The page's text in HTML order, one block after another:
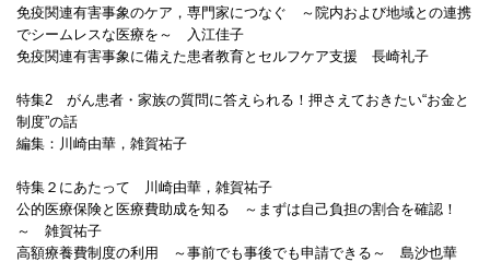
免疫関連有害事象のケア，専門家につなぐ ～院内および地域との連携
でシームレスな医療を～ 入江佳子
免疫関連有害事象に備えた患者教育とセルフケア支援 長崎礼子
特集2 がん患者・家族の質問に答えられる！押さえておきたい“お金と
制度”の話
編集：川崎由華，雑賀祐子
特集２にあたって 川崎由華，雑賀祐子
公的医療保険と医療費助成を知る ～まずは自己負担の割合を確認！
～ 雑賀祐子
高額療養費制度の利用 ～事前でも事後でも申請できる～ 島沙也華